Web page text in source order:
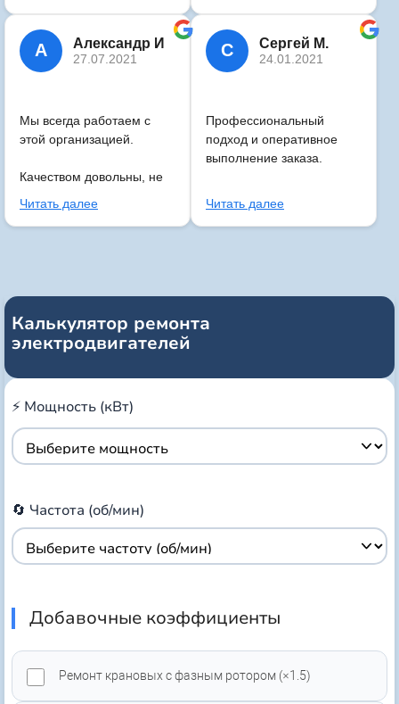
А Александр И
27.07.2021
Мы всегда работаем с
этой организацией.
Качеством довольны, не
рекомендую! Это
Читать далее
С Сергей М.
24.01.2021
Профессиональный
подход и оперативное
выполнение заказа.
рекомендовать друзьям.
Читать далее
Калькулятор ремонта
электродвигателей
⚡ Мощность (кВт)
🔄 Частота (об/мин)
Добавочные коэффициенты
Ремонт крановых с фазным ротором (×1.5)